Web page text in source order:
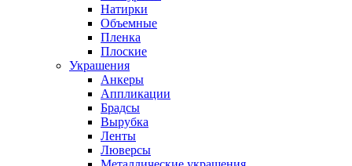
Натирки
Объемные
Пленка
Плоские
Украшения
Анкеры
Аппликации
Брадсы
Вырубка
Ленты
Люверсы